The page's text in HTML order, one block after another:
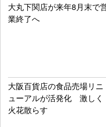
大丸下関店が来年8月末で
業終了へ
大阪百貨店の食品売場リニ
ューアルが活発化 激しく
火花散らす